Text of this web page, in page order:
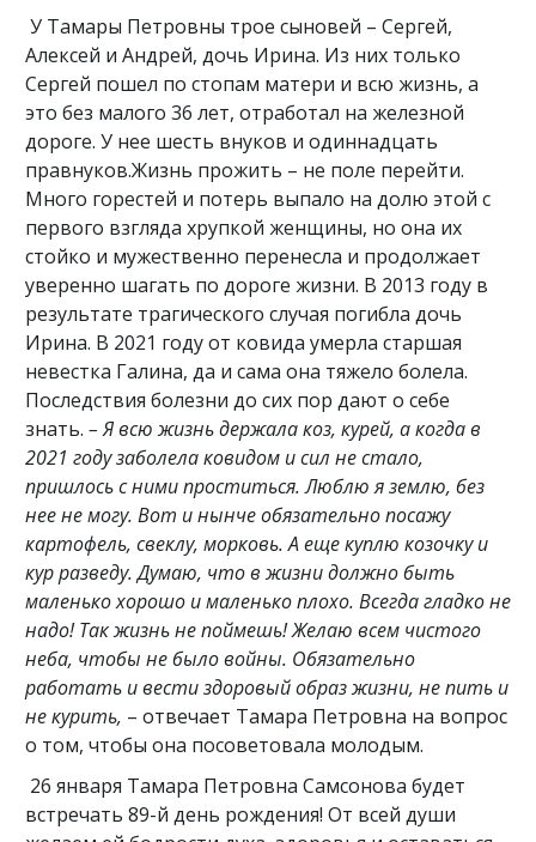
У Тамары Петровны трое сыновей – Сергей,
Алексей и Андрей, дочь Ирина. Из них только
Сергей пошел по стопам матери и всю жизнь, а
это без малого 36 лет, отработал на железной
дороге. У нее шесть внуков и одиннадцать
правнуков.Жизнь прожить – не поле перейти.
Много горестей и потерь выпало на долю этой с
первого взгляда хрупкой женщины, но она их
стойко и мужественно перенесла и продолжает
уверенно шагать по дороге жизни. В 2013 году в
результате трагического случая погибла дочь
Ирина. В 2021 году от ковида умерла старшая
невестка Галина, да и сама она тяжело болела.
Последствия болезни до сих пор дают о себе
знать. – Я всю жизнь держала коз, курей, а когда в
2021 году заболела ковидом и сил не стало,
пришлось с ними проститься. Люблю я землю, без
нее не могу. Вот и нынче обязательно посажу
картофель, свеклу, морковь. А еще куплю козочку и
кур разведу. Думаю, что в жизни должно быть
маленько хорошо и маленько плохо. Всегда гладко не
надо! Так жизнь не поймешь! Желаю всем чистого
неба, чтобы не было войны. Обязательно
работать и вести здоровый образ жизни, не пить и
не курить, – отвечает Тамара Петровна на вопрос
о том, чтобы она посоветовала молодым.
26 января Тамара Петровна Самсонова будет
встречать 89-й день рождения! От всей души